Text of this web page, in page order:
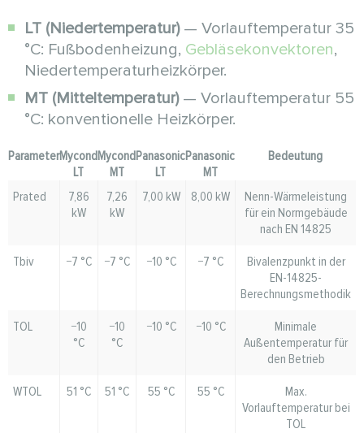
LT (Niedertemperatur)— Vorlauftemperatur 35
°C: Fußbodenheizung, Gebläsekonvektoren,
Niedertemperaturheizkörper.
MT (Mitteltemperatur)— Vorlauftemperatur 55
°C: konventionelle Heizkörper.
ParameterMycond
LT
Mycond
MT
Panasonic
LT
Panasonic
MT
Bedeutung
Prated
7,86
kW
7,26
kW
7,00 kW 8,00 kW
Nenn-Wärmeleistung
für ein Normgebäude
nach EN 14825
Tbiv
−7 °C −7 °C −10 °C −7 °C
Bivalenzpunkt in der
EN-14825-
Berechnungsmethodik
TOL
−10
°C
−10
°C
−10 °C −10 °C
Minimale
Außentemperatur für
den Betrieb
WTOL
51 °C 51 °C 55 °C 55 °C
Max.
Vorlauftemperatur bei
TOL